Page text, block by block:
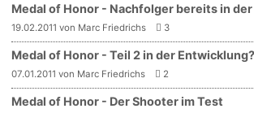
Medal of Honor - Nachfolger bereits in der
19.02.2011 von Marc Friedrichs 3
Medal of Honor - Teil 2 in der Entwicklung?
07.01.2011 von Marc Friedrichs 2
Medal of Honor - Der Shooter im Test